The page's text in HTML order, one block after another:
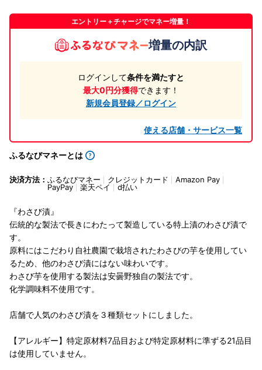
エントリー＋チャージでマネー増量！
増量の内訳
ログインして条件を満たすと
最大0円分獲得できます！
新規会員登録／ログイン
使える店舗・サービス一覧
ふるなびマネーとは
決済方法： ふるなびマネー クレジットカード
Amazon Pay
PayPay
楽天ペイ d払い
『わさび漬』
伝統的な製法で長きにわたって製造している特上漬のわさび漬で
す。
原料にはこだわり自社農園で栽培されたわさびの芋を使用してい
るため、他のわさび漬にはない味わいです。
わさび芋を使用する製法は安曇野独自の製法です。
化学調味料不使用です。
店舗で人気のわさび漬を３種類セットにしました。
【アレルギー】特定原材料7品目および特定原材料に準ずる21品目
は使用していません。